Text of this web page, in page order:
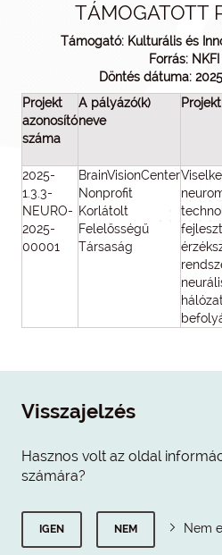
TÁMOGATOTT
Támogató: Kulturális és
Forrás:
Döntés dátuma:
Projekt
azonosító
száma
A pályázó(k)
neve
2025-
1.3.3-
NEURO-
2025-
00001
BrainVisionCenter
Nonprofit
Korlátolt
Felelősségű
Társaság
Visszajelzés
Hasznos volt az oldal
számára?
IGEN NEM Nem